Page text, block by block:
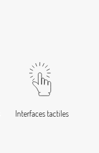
Interfaces tactiles